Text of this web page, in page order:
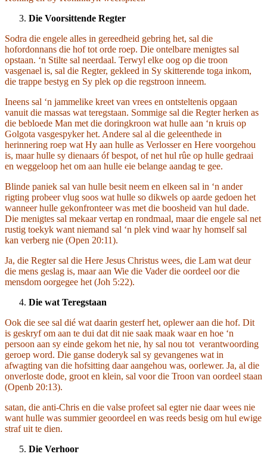
Die Voorsittende Regter
Sodra die engele alles in gereedheid gebring het, sal die
hofordonnans die hof tot orde roep. Die ontelbare menigtes sal
opstaan. ‘n Stilte sal neerdaal. Terwyl elke oog op die troon
vasgenael is, sal die Regter, gekleed in Sy skitterende toga inkom,
die trappe bestyg en Sy plek op die regstroon inneem.
Ineens sal ‘n jammelike kreet van vrees en ontsteltenis opgaan
vanuit die massas wat teregstaan. Sommige sal die Regter herken as
die bebloede Man met die doringkroon wat hulle aan ‘n kruis op
Golgota vasgespyker het. Andere sal al die geleenthede in
herinnering roep wat Hy aan hulle as Verlosser en Here voorgehou
is, maar hulle sy dienaars óf bespot, of net hul rûe op hulle gedraai
en weggeloop het om aan hulle eie belange aandag te gee.
Blinde paniek sal van hulle besit neem en elkeen sal in ‘n ander
rigting probeer vlug soos wat hulle so dikwels op aarde gedoen het
wanneer hulle gekonfronteer was met die boosheid van hul dade.
Die menigtes sal mekaar vertap en rondmaal, maar die engele sal net
rustig toekyk want niemand sal ‘n plek vind waar hy homself sal
kan verberg nie (Open 20:11).
Ja, die Regter sal die Here Jesus Christus wees, die Lam wat deur
die mens geslag is, maar aan Wie die Vader die oordeel oor die
mensdom oorgegee het (Joh 5:22).
Die wat Teregstaan
Ook die see sal dié wat daarin gesterf het, oplewer aan die hof. Dit
is geskryf om aan te dui dat dit nie saak maak waar en hoe ‘n
persoon aan sy einde gekom het nie, hy sal nou tot verantwoording
geroep word. Die ganse doderyk sal sy gevangenes wat in
afwagting van die hofsitting daar aangehou was, oorlewer. Ja, al die
onverloste dode, groot en klein, sal voor die Troon van oordeel staan
(Openb 20:13).
satan, die anti-Chris en die valse profeet sal egter nie daar wees nie
want hulle was summier geoordeel en was reeds besig om hul ewige
straf uit te dien.
Die Verhoor